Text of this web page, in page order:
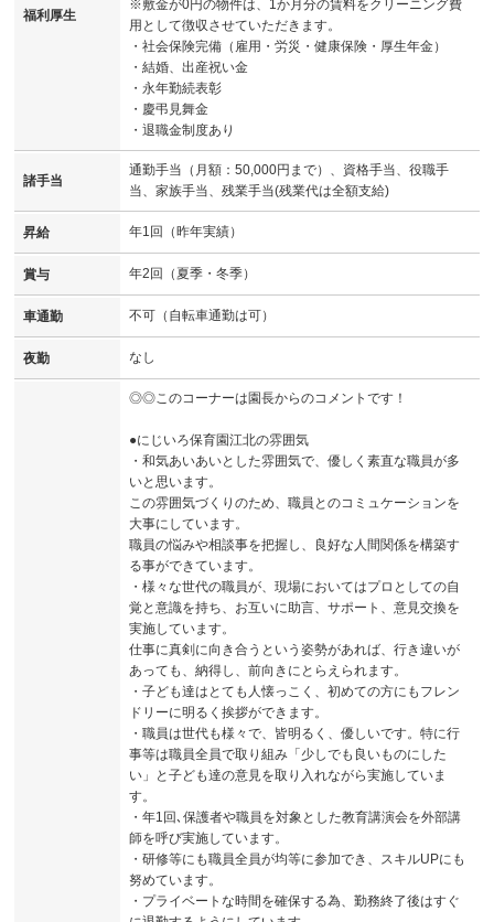
福利厚生
※敷金が0円の物件は、1か月分の賃料をクリーニング費
用として徴収させていただきます。
・社会保険完備（雇用・労災・健康保険・厚生年金）
・結婚、出産祝い金
・永年勤続表彰
・慶弔見舞金
・退職金制度あり
諸手当
通勤手当（月額：50,000円まで）、資格手当、役職手
当、家族手当、残業手当(残業代は全額支給)
昇給 年1回（昨年実績）
賞与 年2回（夏季・冬季）
車通勤 不可（自転車通勤は可）
夜勤 なし
◎◎このコーナーは園長からのコメントです！
●にじいろ保育園江北の雰囲気
・和気あいあいとした雰囲気で、優しく素直な職員が多
いと思います。
この雰囲気づくりのため、職員とのコミュケーションを
大事にしています。
職員の悩みや相談事を把握し、良好な人間関係を構築す
る事ができています。
・様々な世代の職員が、現場においてはプロとしての自
覚と意識を持ち、お互いに助言、サポート、意見交換を
実施しています。
仕事に真剣に向き合うという姿勢があれば、行き違いが
あっても、納得し、前向きにとらえられます。
・子ども達はとても人懐っこく、初めての方にもフレン
ドリーに明るく挨拶ができます。
・職員は世代も様々で、皆明るく、優しいです。特に行
事等は職員全員で取り組み「少しでも良いものにした
い」と子ども達の意見を取り入れながら実施していま
す。
・年1回､保護者や職員を対象とした教育講演会を外部講
師を呼び実施しています。
・研修等にも職員全員が均等に参加でき、スキルUPにも
努めています。
・プライベートな時間を確保する為、勤務終了後はすぐ